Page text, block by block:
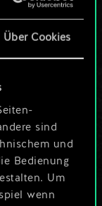
Über Cookies
sind
und
Bedienung
Um
wenn
viel